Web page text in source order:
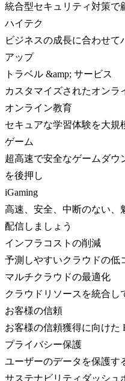
統合型セキュリティ対策で
ハイテク
ビジネスの成長に合わせ
アップ
トラベル &amp; サービス
カスタマイズされたオンラ
オンライン教育
セキュアな学習体験を大規
ゲーム
超高速で安全なゲームダウ
を後押し
iGaming
高速、安全、中断のない、
配信しましょう
インフラコストの削減
予測しやすいクラウドの低
マルチクラウドの最適化
クラウドリソースを統合し
お客様の信頼
お客様の信頼獲得に向けた
プライバシー保護
ユーザーのデータを保護す
サステナビリティダッシュ